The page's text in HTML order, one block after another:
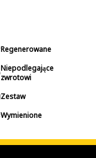
Regenerowane
Niepodlegające
zwrotowi
Zestaw
Wymienione